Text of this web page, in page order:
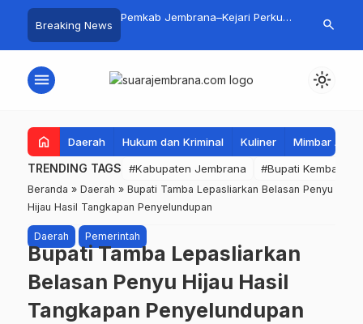
Breaking News
Lomba Cipta Menu
Pemkab Jembrana–Kejari Perkuat
Hukum Datun
5
Buka
search
menu light_mode
home Daerah Hukum dan Kriminal Kuliner Mimbar
TRENDING TAGS #Kabupaten Jembrana #Bupati Kembang
Beranda » Daerah » Bupati Tamba Lepasliarkan Belasan Penyu
Hijau Hasil Tangkapan Penyelundupan
Daerah Pemerintah
Bupati Tamba Lepasliarkan
Belasan Penyu Hijau Hasil
Tangkapan Penyelundupan